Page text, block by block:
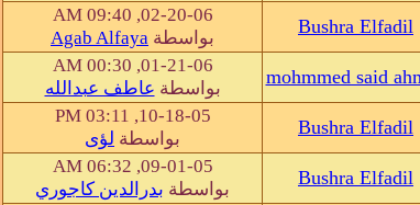
Bushra Elfadil
02-20-06, 09:40 AM
بواسطة Agab Alfaya
mohmmed said
01-21-06, 00:30 AM
بواسطة عاطف عبدالله
Bushra Elfadil
10-18-05, 03:11 PM
بواسطة لؤى
Bushra Elfadil
09-01-05, 06:32 AM
بواسطة بدرالدين كاجوري